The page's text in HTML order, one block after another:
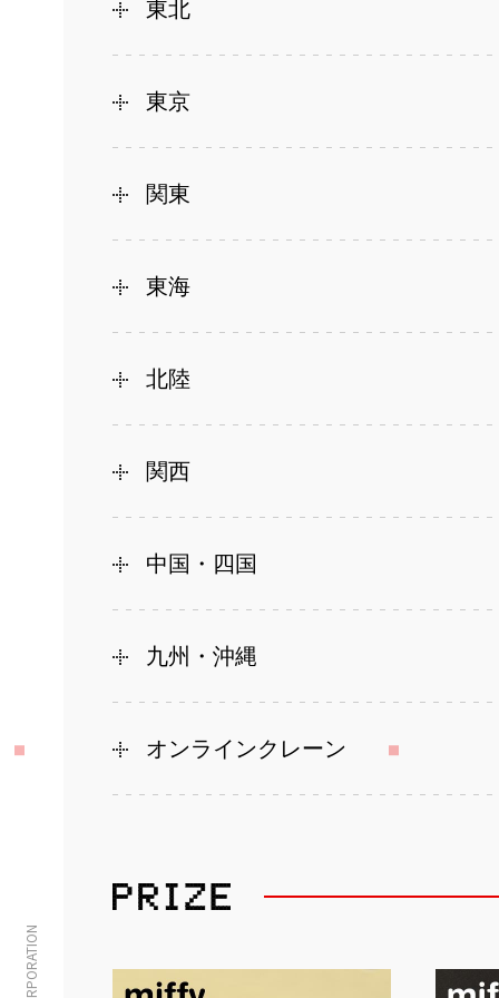
東北
東京
関東
東海
北陸
関西
中国・四国
九州・沖縄
オンラインクレーン